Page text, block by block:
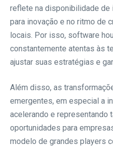
reflete na disponibilidade
para inovação e no ritmo de
locais. Por isso, software
constantemente atentas às
ajustar suas estratégias e
Além disso, as
emergentes, em especial a
acelerando e representando
oportunidades para
modelo de grandes players